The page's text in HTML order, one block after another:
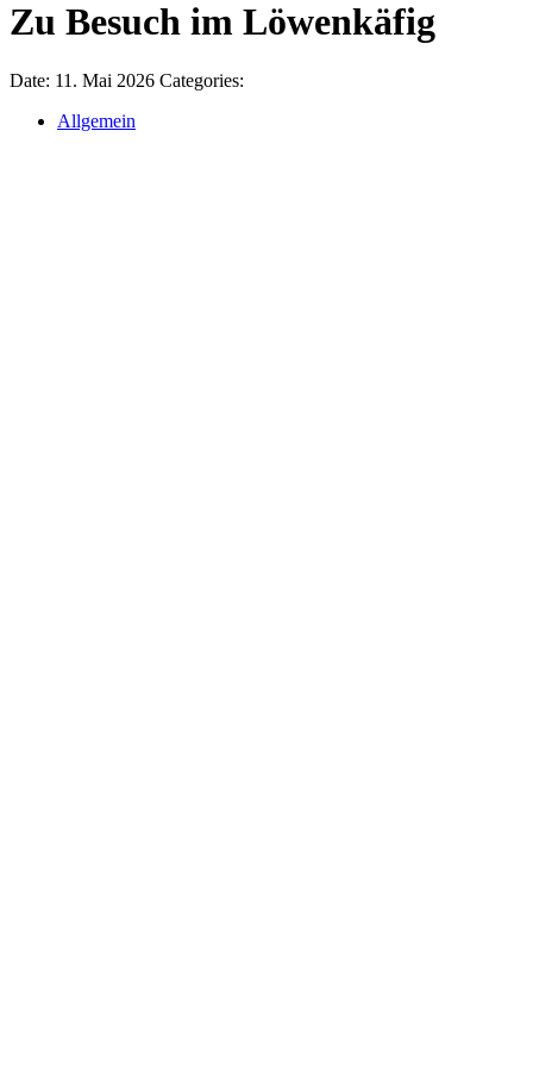
Zu Besuch im Löwenkäfig
Date: 11. Mai 2026 Categories:
Allgemein